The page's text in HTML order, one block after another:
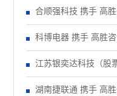
合顺强科技 携手 高
大会！
科博电器 携手 高胜
动大会！
江苏银奕达科技（股
正式启动 管理变革项
湖南捷联通 携手 高